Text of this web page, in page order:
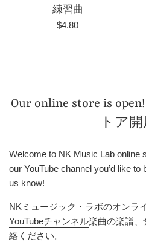
練習曲
Prezzo
$4.80
Our online store is
トア開
Welcome to NK Music Lab online
our YouTube channel you’d like to
us know!
NKミュージック・ラボのオンラ
YouTubeチャンネル楽曲の楽譜、
絡ください。